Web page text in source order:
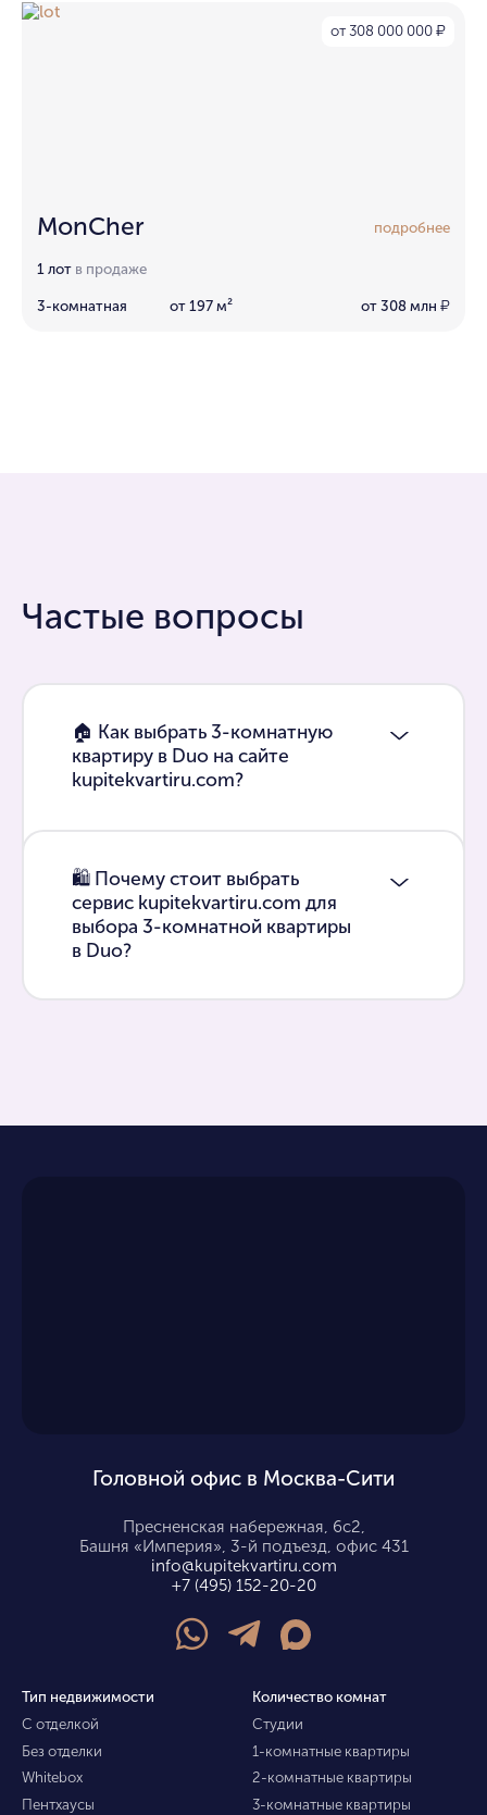
от 308 000 000 ₽
MonCher подробнее
1 лот в продаже
3-комнатная от 197 м² от 308 млн ₽
Частые вопросы
🏠 Как выбрать 3-комнатную
квартиру в Duo на сайте
kupitekvartiru.com?
🛍 Почему стоит выбрать
сервис kupitekvartiru.com для
выбора 3-комнатной квартиры
в Duo?
Головной офис в Москва-Сити
Пресненская набережная, 6с2,
Башня «Империя», 3-й подъезд, офис 431
info@kupitekvartiru.com
+7 (495) 152-20-20
Тип недвижимости
С отделкой
Без отделки
Whitebox
Пентхаусы
Количество комнат
Студии
1-комнатные квартиры
2-комнатные квартиры
3-комнатные квартиры